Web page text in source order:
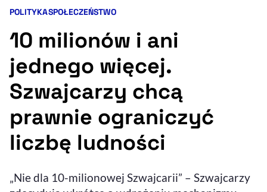
Resetuj opcje
Ułatwienia dostępności wspierają:
Sprawdź, jak i dlaczego zwiększamy dostępność , otwiera się w nowym
Kategorie artykułu:
POLITYKASPOŁECZEŃSTWO
10 milionów i ani
jednego więcej.
Szwajcarzy chcą
prawnie ograniczyć
liczbę ludności
„Nie dla 10-milionowej Szwajcarii” – Szwajcarzy